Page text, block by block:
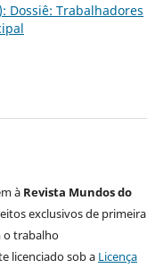
Dossiê: Trabalhadores
à Revista Mundos do
exclusivos de primeira
o trabalho
licenciado sob a Licença